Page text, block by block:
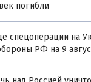
погибли
спецоперации на
РФ на 9